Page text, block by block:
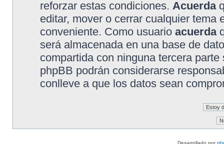
reforzar estas condiciones. Acuerda
editar, mover o cerrar cualquier tema
conveniente. Como usuario acuerda
será almacenada en una base de
compartida con ninguna tercera
phpBB podrán considerarse
conlleve a que los datos sean
Desarrollado por